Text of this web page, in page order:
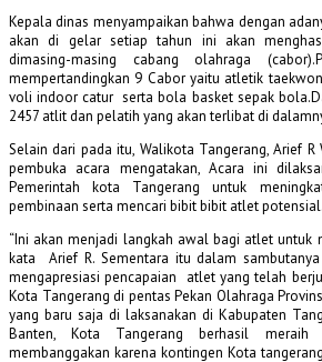
Kepala dinas menyampaikan bahwa dengan
akan di gelar setiap tahun ini akan
dimasing-masing cabang olahraga
mempertandingkan 9 Cabor yaitu atletik
voli indoor catur serta bola basket sepak
2457 atlit dan pelatih yang akan terlibat di
Selain dari pada itu, Walikota Tangerang, Arief R
pembuka acara mengatakan, Acara ini
Pemerintah kota Tangerang untuk
pembinaan serta mencari bibit bibit atlet potensial.
“Ini akan menjadi langkah awal bagi atlet untuk
kata Arief R. Sementara itu dalam
mengapresiasi pencapaian atlet yang telah
Kota Tangerang di pentas Pekan Olahraga
yang baru saja di laksanakan di Kabupaten
Banten, Kota Tangerang berhasil
membanggakan karena kontingen Kota